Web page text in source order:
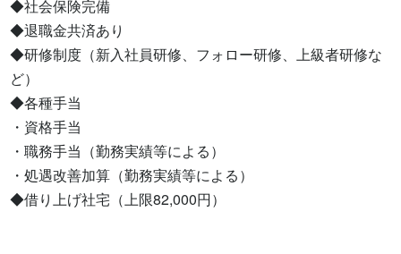
◆社会保険完備
◆退職金共済あり
◆研修制度（新入社員研修、フォロー研修、上級者研修な
ど）
◆各種手当
・資格手当
・職務手当（勤務実績等による）
・処遇改善加算（勤務実績等による）
◆借り上げ社宅（上限82,000円）